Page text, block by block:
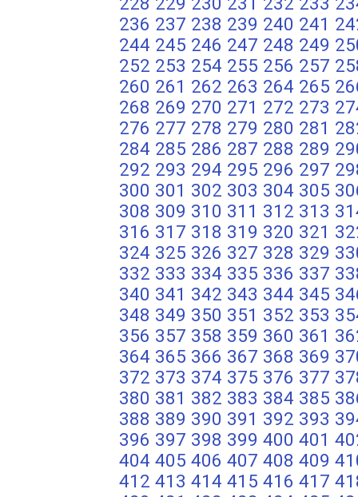
236 237 238 239 240 241
244 245 246 247 248 249
252 253 254 255 256 257
260 261 262 263 264 265
268 269 270 271 272 273
276 277 278 279 280 281
284 285 286 287 288 289
292 293 294 295 296 297
300 301 302 303 304 305
308 309 310 311 312 313
316 317 318 319 320 321
324 325 326 327 328 329
332 333 334 335 336 337
340 341 342 343 344 345
348 349 350 351 352 353
356 357 358 359 360 361
364 365 366 367 368 369
372 373 374 375 376 377
380 381 382 383 384 385
388 389 390 391 392 393
396 397 398 399 400 401
404 405 406 407 408 409
412 413 414 415 416 417